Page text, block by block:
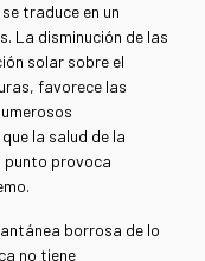
traduce en un
La disminución de las
solar sobre el
favorece las
la salud de la
punto provoca
borrosa de lo
no tiene